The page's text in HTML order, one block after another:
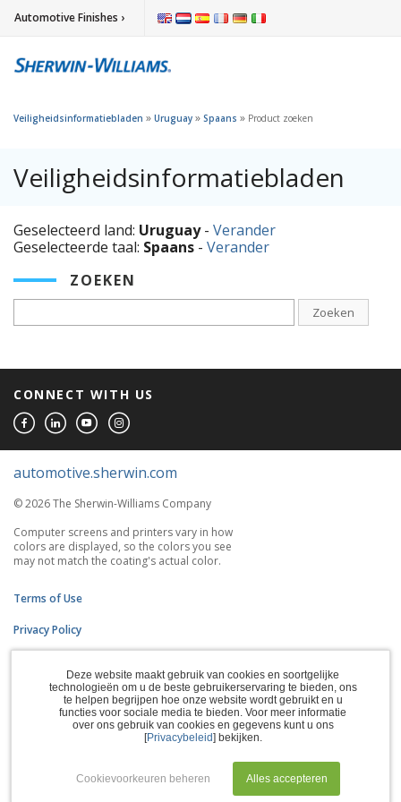
Automotive Finishes ›
Veiligheidsinformatiebladen » Uruguay » Spaans » Product zoeken
Veiligheidsinformatiebladen
Geselecteerd land: Uruguay- Verander
Geselecteerde taal: Spaans - Verander
ZOEKEN
Zoeken
CONNECT WITH US
automotive.sherwin.com
© 2026 The Sherwin-Williams Company
Computer screens and printers vary in how
colors are displayed, so the colors you see
may not match the coating's actual color.
Terms of Use
Privacy Policy
CA Supply Chains Act
Do Not Sell My Information
Manage Cookies
Deze website maakt gebruik van cookies en soortgelijke
technologieën om u de beste gebruikerservaring te bieden, ons
te helpen begrijpen hoe onze website wordt gebruikt en u
functies voor sociale media te bieden. Voor meer informatie
over ons gebruik van cookies en gegevens kunt u ons
[Privacybeleid] bekijken.
Cookievoorkeuren beheren Alles accepteren